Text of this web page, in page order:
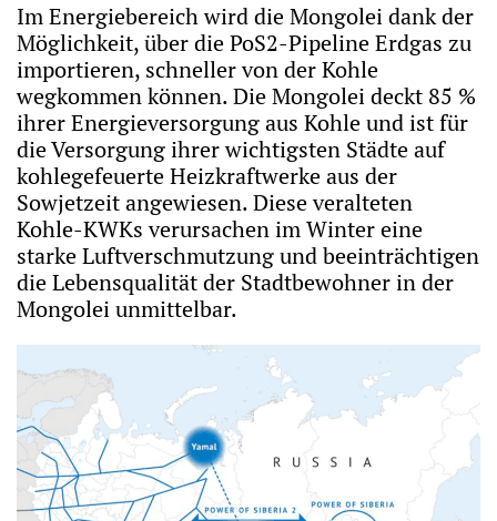
Im Energiebereich wird die Mongolei dank der
Möglichkeit, über die PoS2-Pipeline Erdgas zu
importieren, schneller von der Kohle
wegkommen können. Die Mongolei deckt 85 %
ihrer Energieversorgung aus Kohle und ist für
die Versorgung ihrer wichtigsten Städte auf
kohlegefeuerte Heizkraftwerke aus der
Sowjetzeit angewiesen. Diese veralteten
Kohle-KWKs verursachen im Winter eine
starke Luftverschmutzung und beeinträchtigen
die Lebensqualität der Stadtbewohner in der
Mongolei unmittelbar.